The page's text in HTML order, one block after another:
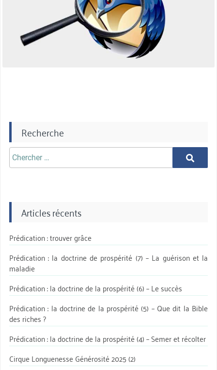
Recherche
Chercher
aprè:
Chercher
Articles récents
Prédication : trouver grâce
Prédication : la doctrine de prospérité (7) – La guérison et la
maladie
Prédication : la doctrine de la prospérité (6) – Le succès
Prédication : la doctrine de la prospérité (5) – Que dit la Bible
des riches ?
Prédication : la doctrine de la prospérité (4) – Semer et récolter
Cirque Longuenesse Générosité 2025 (2)